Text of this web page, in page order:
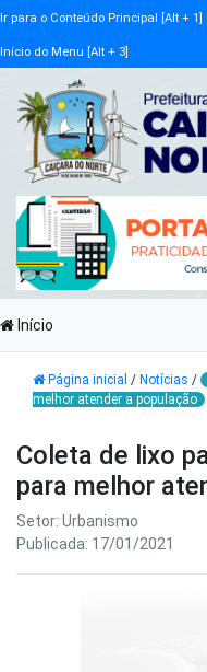
Ir para o Conteúdo Principal [Alt + 1]
Início do Menu [Alt + 3]
Início
Página inicial / Notícias /
melhor atender a população
Coleta de lixo
para melhor
Setor: Urbanismo
Publicada: 17/01/2021